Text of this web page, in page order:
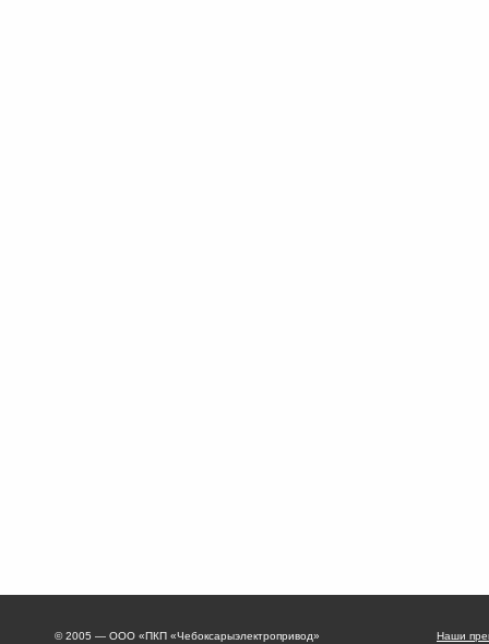
© 2005 — ООО «ПКП «Чебоксарыэлектропривод» Наши